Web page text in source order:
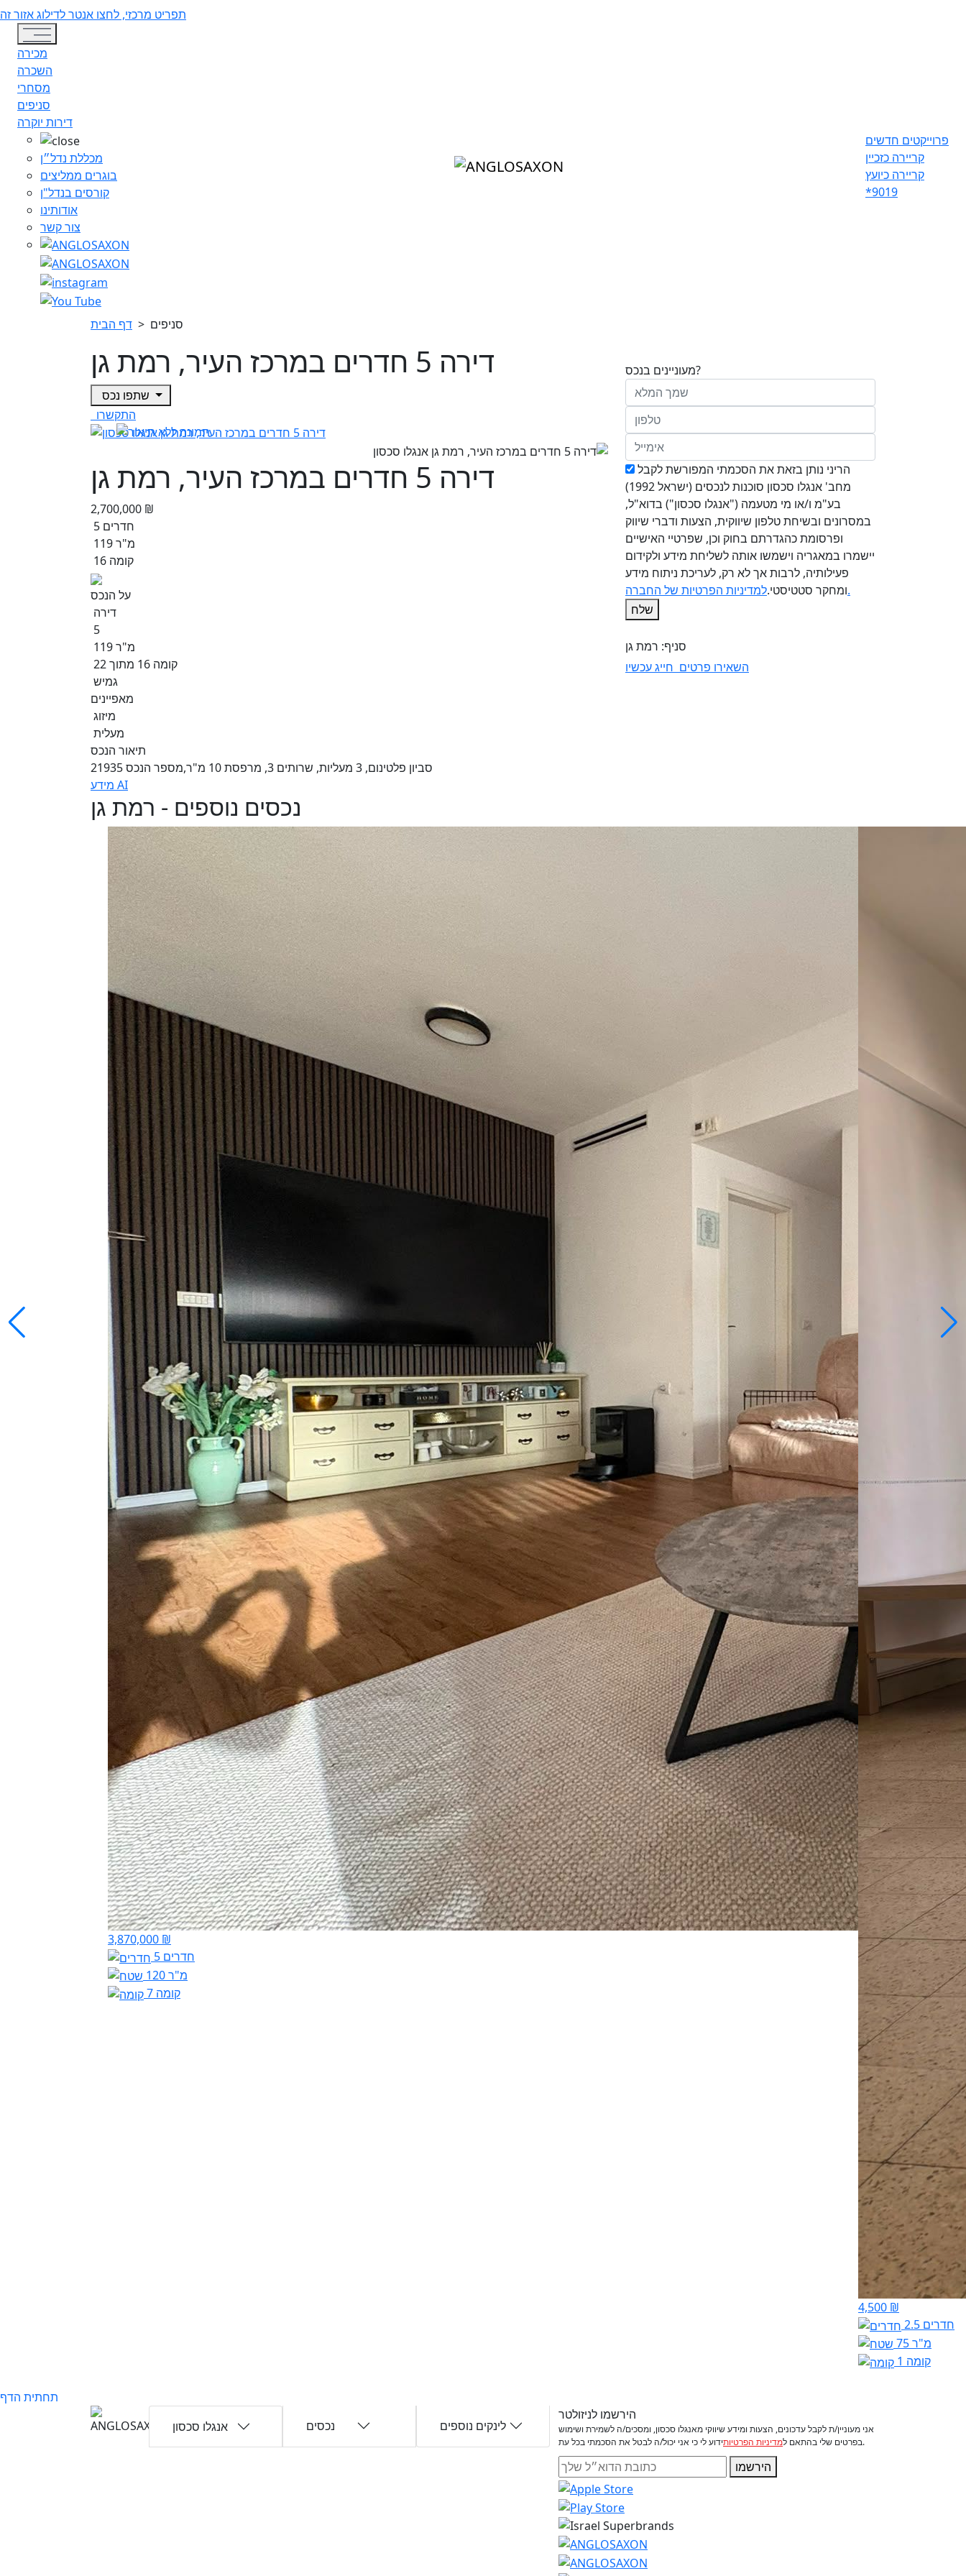
תפריט מרכזי, לחצו אנטר לדילוג אזור זה
Toggle navigation
מכירה
השכרה
מסחרי
סניפים
דירות יוקרה
מכללת נדל״ן
בוגרים ממליצים
קורסים בנדל"ן
אודותינו
צור קשר
פרוייקטים חדשים
קריירה כזכיין
קריירה כיועץ
*9019
דף הבית > סניפים
דירה 5 חדרים במרכז העיר, רמת גן
התקשרו
דירה 5 חדרים במרכז העיר, רמת גן
2,700,000 ₪
5 חדרים
119 מ"ר
קומה 16
על הנכס
דירה
5
119 מ"ר
קומה 16 מתוך 22
גמיש
מאפיינים
מיזוג
מעלית
תיאור הנכס
סביון פלטינום, 3 מעליות, שרותים 3, מרפסת 10 מ"ר,מספר הנכס 21935
מידע AI
מעוניינים בנכס?
מחב' אנגלו סכסון סוכנות לנכסים (ישראל 1992)
בע"מ ו/או מי מטעמה ("אנגלו סכסון") בדוא"ל,
במסרונים ובשיחת טלפון שיווקית, הצעות ודברי שיווק
ופרסומת כהגדרתם בחוק וכן, שפרטיי האישיים
יישמרו במאגריה וישמשו אותה לשליחת מידע ולקידום
פעילותיה, לרבות אך לא רק, לעריכת ניתוח מידע
ומחקר סטטיסטי.למדיניות הפרטיות של החברה.
שלח
סניף: רמת גן
השאירו פרטים חייג עכשיו
נכסים נוספים - רמת גן
3,870,000 ₪
5 חדרים
120 מ"ר
קומה 7
4,500 ₪
2.5 חדרים
75 מ"ר
קומה 1
תחתית הדף
אנגלו סכסון
נכסים לינקים נוספים
הירשמו לניזולטר
אני מעוניין/ת לקבל עדכונים, הצעות ומידע שיווקי מאנגלו סכסון, ומסכים/ה לשמירת ושימוש
בפרטים שלי בהתאם למדיניות הפרטיות ידוע לי כי אני יכול/ה לבטל את הסכמתי בכל עת.
הירשמו